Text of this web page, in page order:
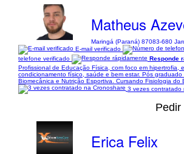
Matheus
Maringá (Paraná) 87083-680
E-mail verificado
telefone verificado
Responde
Profissional de Educação Física, com foco em hipertrofia,
condicionamento físico, saúde e bem estar. Pós graduado
Biomecânica e Nutrição Esportiva. Cursando Fisiologia do
3 vezes contratado
Pedir
Erica Felix